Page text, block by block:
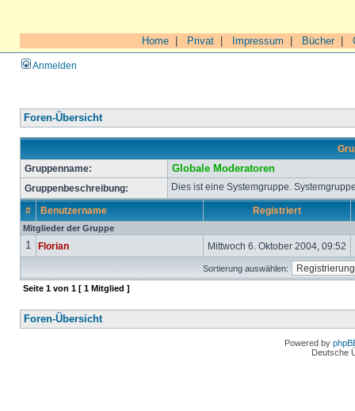
Home Privat Impressum Bücher|
Anmelden
Foren-Übersicht
Gruppenname:
Globale Moderatoren
Gruppenbeschreibung: Dies ist eine Systemgruppe.
# Benutzername Registriert
Mitglieder der Gruppe
1 Florian Mittwoch 6. Oktober 2004, 09:52
Sortierung auswählen:
Seite 1 von 1 [ 1 Mitglied ]
Foren-Übersicht
Powered by
Deutsche